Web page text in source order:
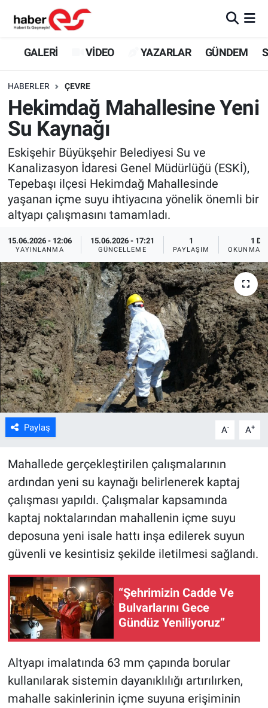
GALERİ VİDEO YAZARLAR GÜNDEM
HABERLER ÇEVRE
Hekimdağ Mahallesine Yeni
Su Kaynağı
Eskişehir Büyükşehir Belediyesi Su ve
Kanalizasyon İdaresi Genel Müdürlüğü (ESKİ),
Tepebaşı ilçesi Hekimdağ Mahallesinde
yaşanan içme suyu ihtiyacına yönelik önemli bir
altyapı çalışmasını tamamladı.
15.06.2026 - 12:06
YAYINLANMA
15.06.2026 - 17:21
GÜNCELLEME
1
PAYLAŞIM
1 DK
OKUNMA
Paylaş A- A+
Mahallede gerçekleştirilen çalışmalarının
ardından yeni su kaynağı belirlenerek kaptaj
çalışması yapıldı. Çalışmalar kapsamında
kaptaj noktalarından mahallenin içme suyu
deposuna yeni isale hattı inşa edilerek suyun
güvenli ve kesintisiz şekilde iletilmesi sağlandı.
“Şehrimizin Cadde Ve
Bulvarlarını Gece
Gündüz Yeniliyoruz”
Altyapı imalatında 63 mm çapında borular
kullanılarak sistemin dayanıklılığı artırılırken,
mahalle sakinlerinin içme suyuna erişiminin
GALERİ
YAZARLAR
GÜNDEM
SİYASET
TEKNOLOJİ
SPOR
ASAYİŞ
Eskişehir Nöbetçi Eczaneler
Eskişehir Trafik Yoğunluk Haritası
Süper Lig Puan Durumu ve Fikstür
Tüm Manşetler
Son Dakika Haberleri